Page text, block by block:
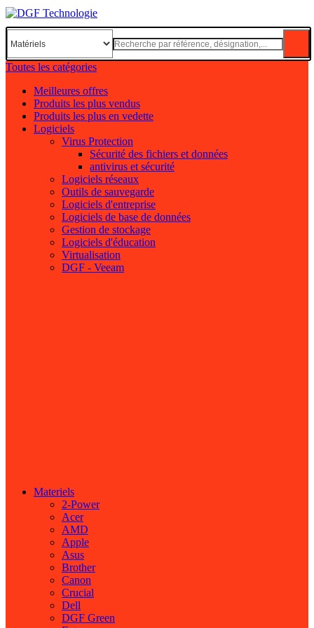
Toutes les catégories
Meilleures offres
Produits les plus vendus
Produits les plus en vedette
Logiciels
Virus Protection
Sécurité des fichiers et données
antivirus et sécurité
Logiciels réseaux
Outils de sauvegarde
Logiciels d'entreprise
Logiciels de base de données
Gestion de stockage
Logiciels d'éducation
Virtualisation
DGF - Veeam
Materiels
2-Power
Acer
AMD
Apple
Asus
Brother
Canon
Crucial
Dell
DGF Green